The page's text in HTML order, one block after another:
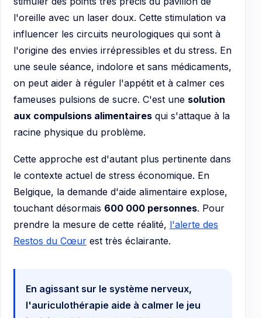
l'oreille avec un laser doux. Cette stimulation va
influencer les circuits neurologiques qui sont à
l'origine des envies irrépressibles et du stress. En
une seule séance, indolore et sans médicaments,
on peut aider à réguler l'appétit et à calmer ces
fameuses pulsions de sucre. C'est une solution
aux compulsions alimentaires qui s'attaque à la
racine physique du problème.
Cette approche est d'autant plus pertinente dans
le contexte actuel de stress économique. En
Belgique, la demande d'aide alimentaire explose,
touchant désormais 600 000 personnes. Pour
prendre la mesure de cette réalité, l'alerte des
Restos du Cœur est très éclairante.
En agissant sur le système nerveux,
l'auriculothérapie aide à calmer le jeu